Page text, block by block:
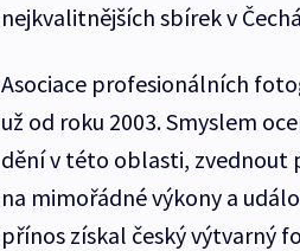
nejkvalitnějších sbírek v
Asociace profesionálních
už od roku 2003. Smyslem
dění v této oblasti, zvednout
na mimořádné výkony a
přínos získal český výtvarný